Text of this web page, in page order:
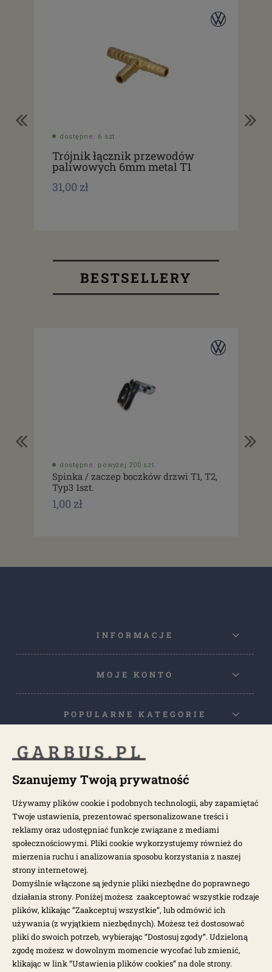
dostępne: 6 szt.
Trójnik łącznik przewodów
paliwowych 6mm metal T1
31,00 zł
BESTSELLERY
dostępne: powyżej 200 szt.
Spinka / zaczep boczków drzwi T1, T2,
Typ3 1szt.
1,00 zł
INFORMACJE
MOJE KONTO
POPULARNE KATEGORIE
POPULARNE MODELE
NEWSLETTER
Otrzymuj najnowsze wiadomości i oferty bezpośrednio na swoją
pocztę.
ZAPISZ SIĘ >
Szanujemy Twoją prywatność
Używamy plików cookie i podobnych technologii, aby zapamiętać
Twoje ustawienia, prezentować spersonalizowane treści i
reklamy oraz udostępniać funkcje związane z mediami
społecznościowymi. Pliki cookie wykorzystujemy również do
mierzenia ruchu i analizowania sposobu korzystania z naszej
strony internetowej.
Domyślnie włączone są jedynie pliki niezbędne do poprawnego
działania strony. Poniżej możesz zaakceptować wszystkie rodzaje
plików, klikając “Zaakceptuj wszystkie”, lub odmówić ich
używania (z wyjątkiem niezbędnych). Możesz też dostosować
pliki do swoich potrzeb, wybierając “Dostosuj zgody”. Udzieloną
zgodę możesz w dowolnym momencie wycofać lub zmienić,
klikając w link “Ustawienia plików cookies” na dole strony.